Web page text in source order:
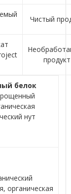
Чистый
продукт
белок
нут
органическая